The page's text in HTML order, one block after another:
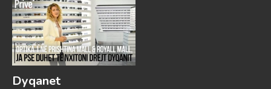
Dyqanet